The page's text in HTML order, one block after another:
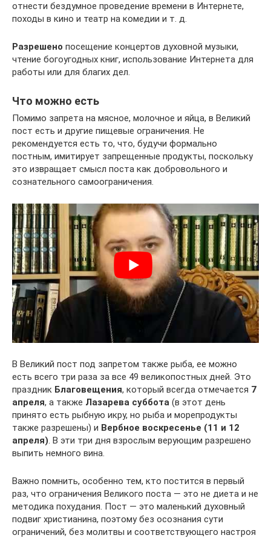
отнести бездумное проведение времени в Интернете,
походы в кино и театр на комедии и т. д.
Разрешено посещение концертов духовной музыки,
чтение богоугодных книг, использование Интернета для
работы или для благих дел.
Что можно есть
Помимо запрета на мясное, молочное и яйца, в Великий
пост есть и другие пищевые ограничения. Не
рекомендуется есть то, что, будучи формально
постным, имитирует запрещенные продукты, поскольку
это извращает смысл поста как добровольного и
сознательного самоограничения.
В Великий пост под запретом также рыба, ее можно
есть всего три раза за все 49 великопостных дней. Это
праздник Благовещения, который всегда отмечается 7
апреля, а также Лазарева суббота (в этот день
принято есть рыбную икру, но рыба и морепродукты
также разрешены) и Вербное воскресенье (11 и 12
апреля). В эти три дня взрослым верующим разрешено
выпить немного вина.
Важно помнить, особенно тем, кто постится в первый
раз, что ограничения Великого поста — это не диета и не
методика похудания. Пост — это маленький духовный
подвиг христианина, поэтому без осознания сути
ограничений, без молитвы и соответствующего настроя